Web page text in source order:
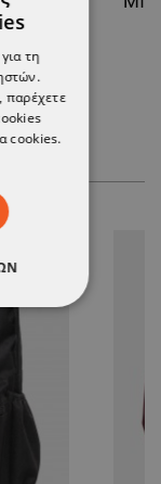
τη
παρέχετε
cookies.